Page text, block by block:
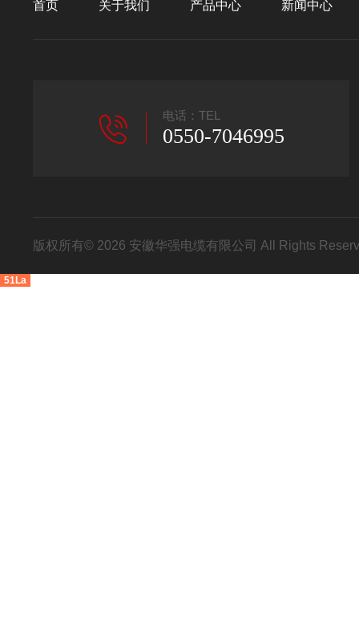
首页 关于我们 产品中心 新闻中心
电话：TEL
0550-7046995
版权所有© 2026 安徽华强电缆有限公司 All Rights
51La